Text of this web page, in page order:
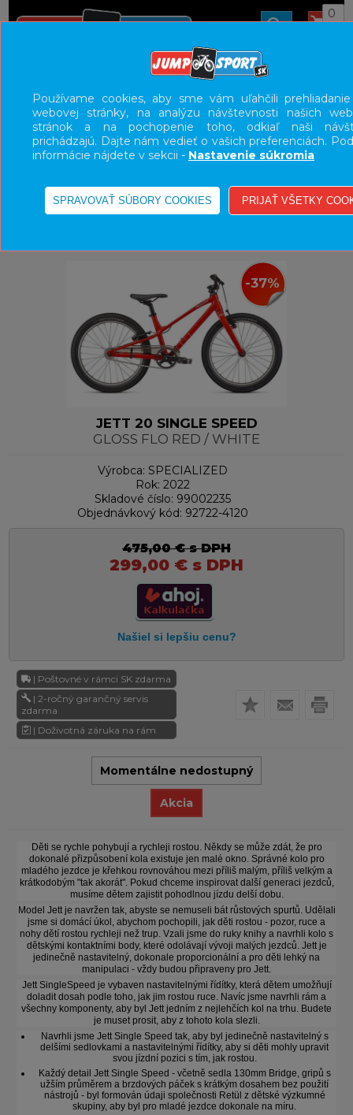
0
20"
UŽÍVATEĽSKÝ PANEL
HLAVNÉ MENU
-37%
JETT 20 SINGLE SPEED
GLOSS FLO RED / WHITE
Výrobca: SPECIALIZED
Rok: 2022
Skladové číslo: 99002235
Objednávkový kód: 92722-4120
475,00 €s DPH
299,00 € s DPH
| Poštovné v rámci SK zdarma
| 2-ročný garančný servis
zdarma
| Doživotná záruka na rám
Momentálne nedostupný
Akcia
Děti se rychle pohybují a rychleji rostou. Někdy se může zdát, že pro
dokonalé přizpůsobení kola existuje jen malé okno. Správné kolo pro
mladého jezdce je křehkou rovnováhou mezi příliš malým, příliš velkým a
krátkodobým "tak akorát". Pokud chceme inspirovat další generaci jezdců,
musíme dětem zajistit pohodlnou jízdu delší dobu.
Model Jett je navržen tak, abyste se nemuseli bát růstových spurtů. Udělali
jsme si domácí úkol, abychom pochopili, jak děti rostou - pozor, ruce a
nohy dětí rostou rychleji než trup. Vzali jsme do ruky knihy a navrhli kolo s
dětskými kontaktními body, které odolávají vývoji malých jezdců. Jett je
jedinečně nastavitelný, dokonale proporcionální a pro děti lehký na
manipulaci - vždy budou připraveny pro Jett.
Jett SingleSpeed je vybaven nastavitelnými řídítky, která dětem umožňují
doladit dosah podle toho, jak jim rostou ruce. Navíc jsme navrhli rám a
všechny komponenty, aby byl Jett jedním z nejlehčích kol na trhu. Budete
je muset prosit, aby z tohoto kola slezli.
Navrhli jsme Jett Single Speed tak, aby byl jedinečně nastavitelný s
delšími sedlovkami a nastavitelnými řídítky, aby si děti mohly upravit
svou jízdní pozici s tím, jak rostou.
Každý detail Jett Single Speed - včetně sedla 130mm Bridge, gripů s
užším průměrem a brzdových páček s krátkým dosahem bez použití
nástrojů - byl formován údaji společnosti Retül z dětské výzkumné
skupiny, aby byl pro mladé jezdce dokonale na míru.
Používame cookies, aby sme vám uľahčili
webovej stránky, na analýzu návštevnosti našich
stránok a na pochopenie toho, odkiaľ naši
prichádzajú. Dajte nám vedieť o vašich preferenciách.
informácie nájdete v sekcii - Nastavenie súkromia